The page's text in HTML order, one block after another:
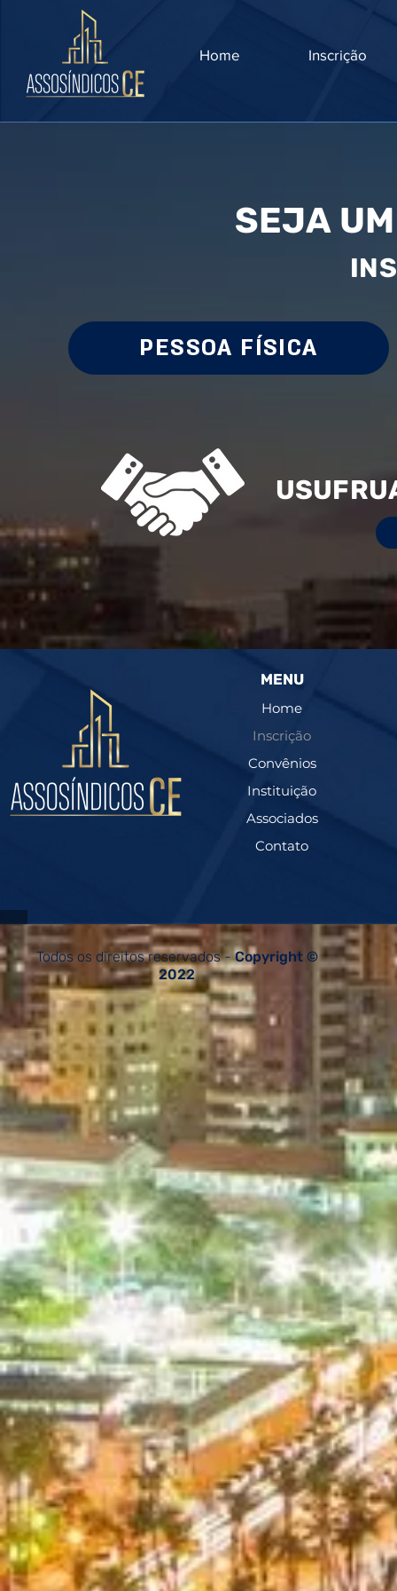
Home Inscrição
SEJA
PESSOA FÍSICA
MENU
Home
Inscrição
Convênios
Instituição
Associados
Contato
Todos os direitos reservados -Copyright ©
2022